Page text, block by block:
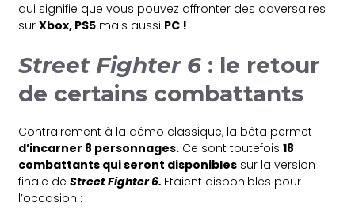
qui signifie que vous pouvez affronter des adversaires
surXbox, PS5 mais aussi PC !
Street Fighter 6: le retour
de certains combattants
Contrairement à la démo classique, la bêta permet
d’incarner 8 personnages. Ce sont toutefois18
combattants qui seront disponibles sur la version
finale deStreet Fighter 6. Etaient disponibles pour
l’occasion :